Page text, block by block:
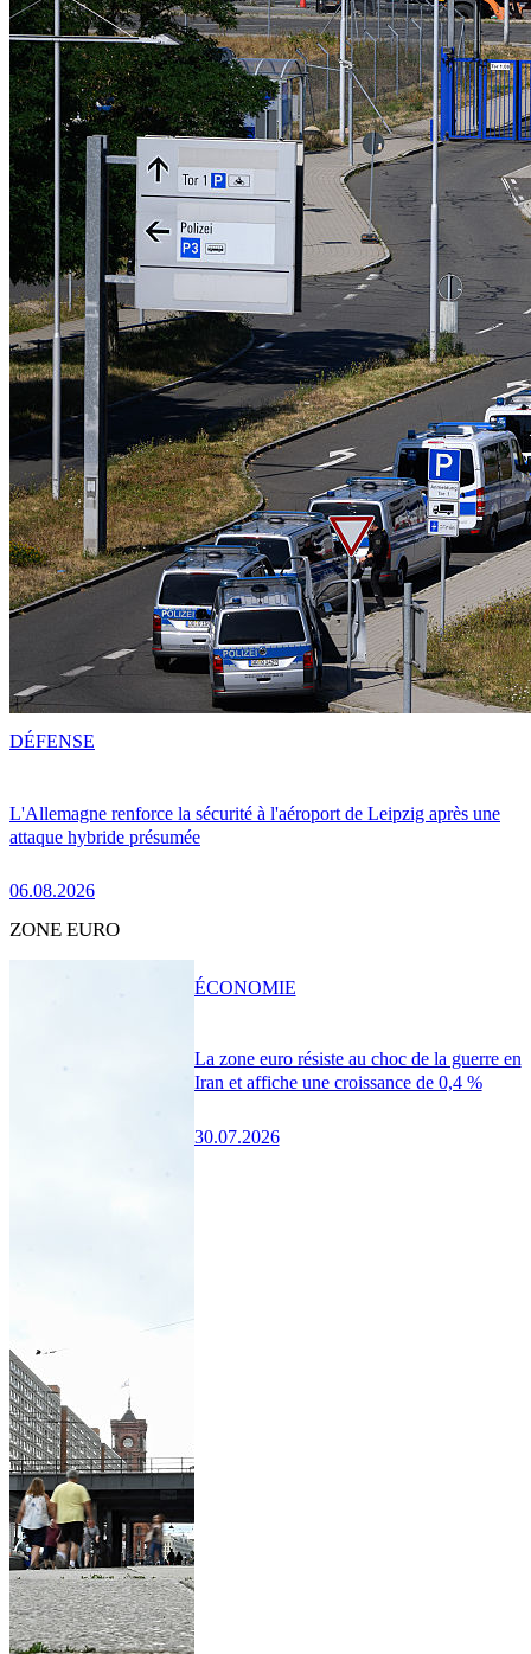
L'Allemagne renforce la sécurité à l'aéroport de Leipzig après une
attaque hybride présumée
06.08.2026
DÉFENSE
ZONE EURO
La zone euro résiste au choc de la guerre en
Iran et affiche une croissance de 0,4 %
30.07.2026
ÉCONOMIE